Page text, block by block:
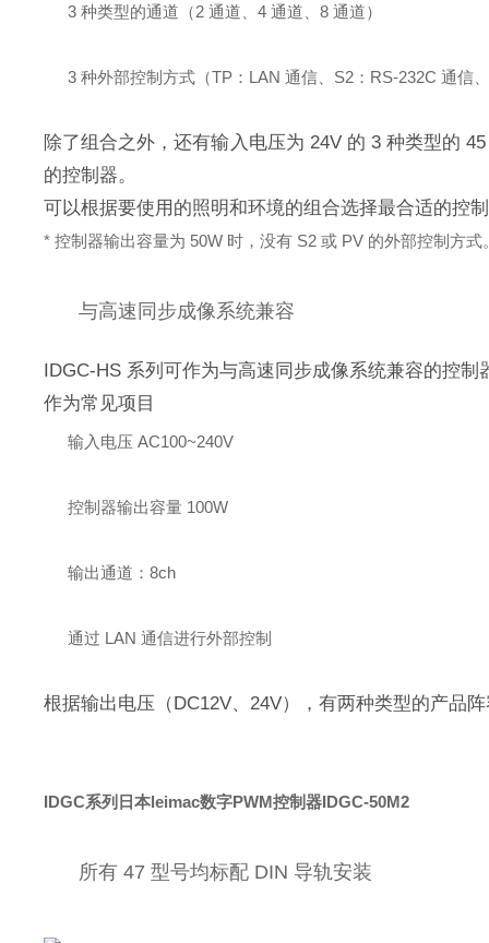
3 种类型的通道（2 通道、4 通道、8 通道）
3 种外部控制方式（TP：LAN 通信、S2：RS-232C 通信
除了组合之外，还有输入电压为 24V 的 3 种类型的
的控制器。
可以根据要使用的照明和环境的组合选择最合适的控
* 控制器输出容量为 50W 时，没有 S2 或 PV 的外部控制方式
与高速同步成像系统兼容
IDGC-HS 系列可作为与高速同步成像系统兼容的控制
作为常见项目
输入电压 AC100~240V
控制器输出容量 100W
输出通道：8ch
通过 LAN 通信进行外部控制
根据输出电压（DC12V、24V），有两种类型的产品
IDGC系列日本leimac数字PWM控制器IDGC-50M2
所有 47 型号均标配 DIN 导轨安装